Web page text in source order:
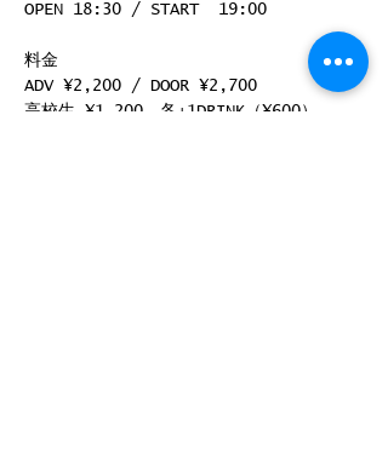
OPEN 18:30 / START  19:00
料金
ADV ¥2,200 / DOOR ¥2,700
高校生 ¥1,200　各+1DRINK（¥600）